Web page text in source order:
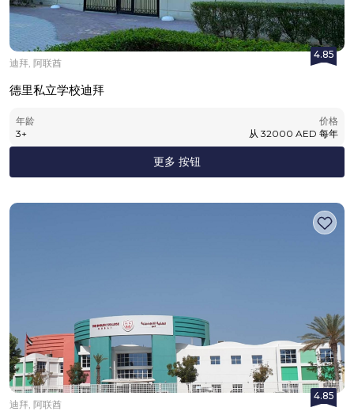
4.85
迪拜, 阿联酋
德里私立学校迪拜
年龄
3+
价格
从 32000 AED 每年
更多 按钮
4.85
迪拜, 阿联酋